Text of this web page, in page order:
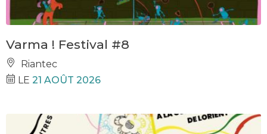
Varma ! Festival #8
Riantec
LE 21 AOÛT 2026